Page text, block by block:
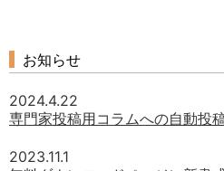
お知らせ
2024.4.22
専門家投稿用コラムへの自動投
2023.11.1